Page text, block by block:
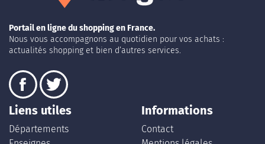
Portail en ligne du shopping en France.
Nous vous accompagnons au quotidien pour vos achats :
actualités shopping et bien d’autres services.
Liens utiles
Départements
Informations
Contact